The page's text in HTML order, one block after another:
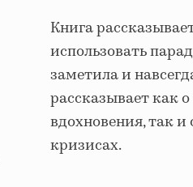
Книга
использовать
заметила и
рассказывает как
вдохновения, так
кризисах.